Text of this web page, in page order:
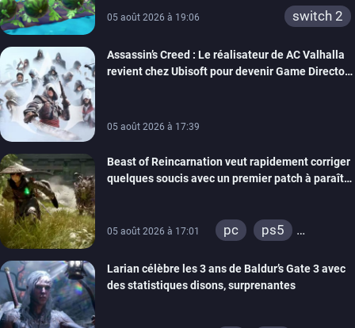
05 août 2026 à 19:06 switch 2
Assassin’s Creed : Le réalisateur de AC Valhalla
revient chez Ubisoft pour devenir Game Director
05 août 2026 à 17:39
Beast of Reincarnation veut rapidement corriger
quelques soucis avec un premier patch à paraître
05 août 2026 à 17:01 pc
ps5
Larian célèbre les 3 ans de Baldur’s Gate 3 avec
des statistiques disons, surprenantes